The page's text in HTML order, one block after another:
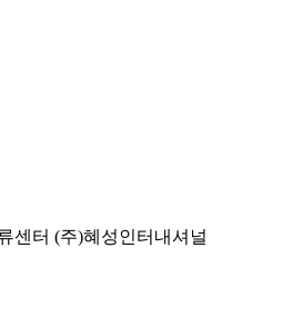
센터 (주)혜성인터내셔널